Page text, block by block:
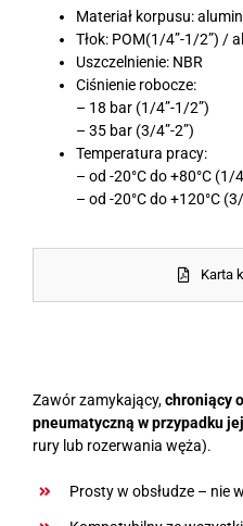
Materiał korpusu:
Tłok: POM(1/4”-1/2”) /
Uszczelnienie: NBR
Ciśnienie robocze:
– 18 bar (1/4”-1/2”)
– 35 bar (3/4”-2”)
Temperatura pracy:
– od -20°C do +80°C (1/
– od -20°C do +120°C
Karta
Zawór zamykający,chroniący
pneumatyczną w przypadku
rury lub rozerwania węża).
Prosty w obsłudze – nie